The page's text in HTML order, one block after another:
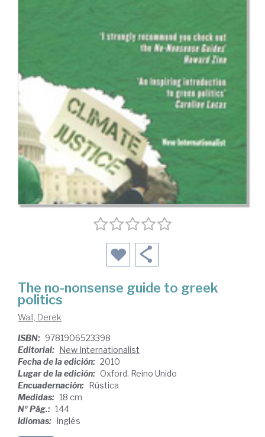
The no-nonsense guide to greek
politics
Wall, Derek
ISBN: 9781906523398
Editorial: New Internationalist
Fecha de la edición: 2010
Lugar de la edición: Oxford. Reino Unido
Encuadernación: Rústica
Medidas: 18 cm
Nº Pág.: 144
Idiomas: Inglés